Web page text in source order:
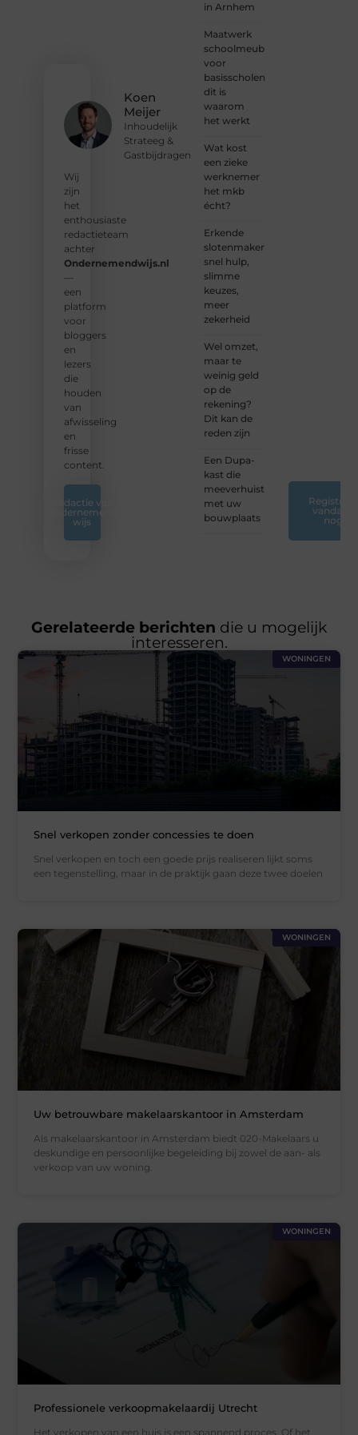
Koen
Meijer
Inhoudelijk
Strateeg &
Gastbijdragen
Wij
zijn
het
enthousiaste
redactieteam
achter
Ondernemendwijs.nl
—
een
platform
voor
bloggers
en
lezers
die
houden
van
afwisseling
en
frisse
content.
Redactie van
Ondernemend
wijs
in Arnhem
Maatwerk
schoolmeubilair
voor
basisscholen:
dit is
waarom
het werkt
Wat kost
een zieke
werknemer
het mkb
écht?
Erkende
slotenmakers:
snel hulp,
slimme
keuzes,
meer
zekerheid
Wel omzet,
maar te
weinig geld
op de
rekening?
Dit kan de
reden zijn
Een Dupa-
kast die
meeverhuist
met uw
bouwplaats
Registreer
vandaag
nog
Gerelateerde berichten die u mogelijk
interesseren.
WONINGEN
Snel verkopen zonder concessies te doen
Snel verkopen en toch een goede prijs realiseren lijkt soms
een tegenstelling, maar in de praktijk gaan deze twee doelen
WONINGEN
Uw betrouwbare makelaarskantoor in Amsterdam
Als makelaarskantoor in Amsterdam biedt 020-Makelaars u
deskundige en persoonlijke begeleiding bij zowel de aan- als
verkoop van uw woning.
WONINGEN
Professionele verkoopmakelaardij Utrecht
Het verkopen van een huis is een spannend proces. Of het